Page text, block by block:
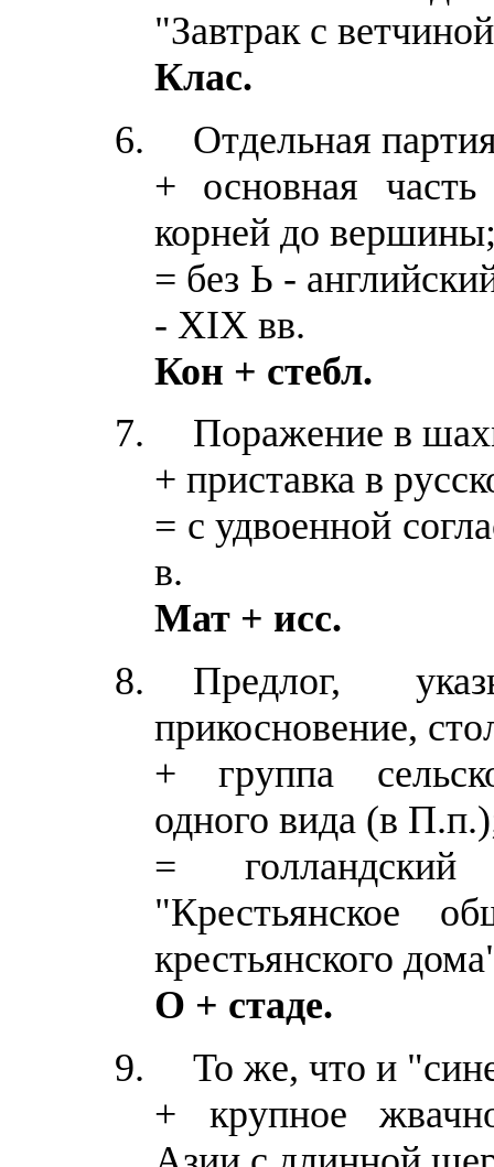
"Завтрак с
Клас.
Отдельная
+ основная часть
корней до
= без Ь -
- XIX вв.
Кон + стебл.
Поражение в
+ приставка в
= с удвоенной
в.
Мат + исс.
Предлог,
прикосновение,
+ группа
одного вида (в
=
"Крестьянское
крестьянского
О + стаде.
То же, что и
+ крупное